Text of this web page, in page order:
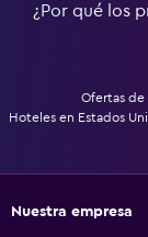
¿Por qué los
Ofertas de
Hoteles en Estados
Nuestra empresa